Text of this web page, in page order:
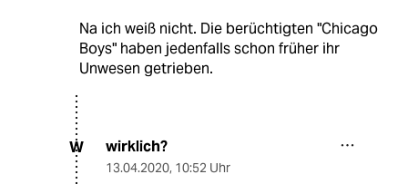
Na ich weiß nicht. Die berüchtigten "Chicago
Boys" haben jedenfalls schon früher ihr
Unwesen getrieben.
W wirklich?
13.04.2020, 10:52 Uhr